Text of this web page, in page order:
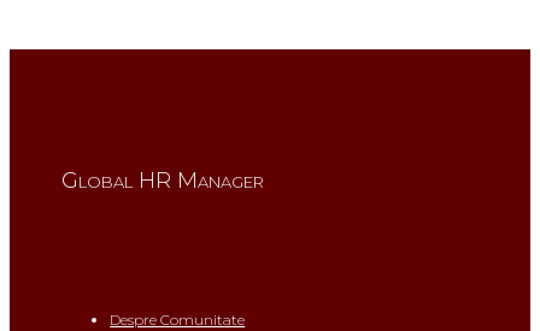
Global HR Manager
Despre Comunitate